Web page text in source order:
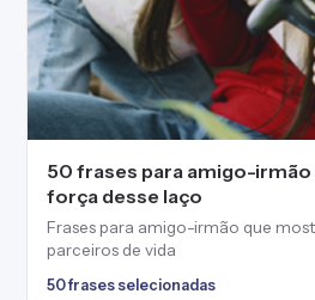
50 frases para amigo-irmão
força desse laço
Frases para amigo-irmão que
parceiros de vida
50 frases selecionadas